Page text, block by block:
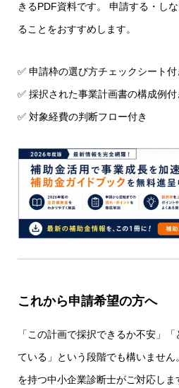
きるPDF資料です。 申請する・し
ることをおすすめします。
✅ 申請枠の選び方チェックシート付
✅ 採択された事業計画書の構成例付
✅ 対象経費の判断フロー付き
これから申請希望の方へ
「この計画で採択できるか不安」
ている」という段階でも構いませ
を持つ中小企業診断士がご対応しま